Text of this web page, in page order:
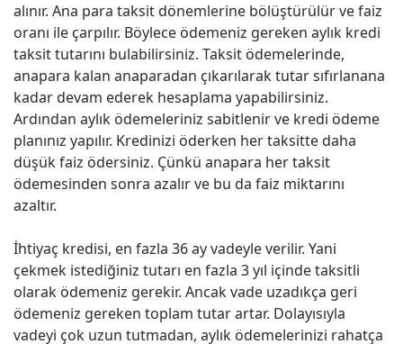
alınır. Ana para taksit dönemlerine bölüştürülür ve faiz
oranı ile çarpılır. Böylece ödemeniz gereken aylık kredi
taksit tutarını bulabilirsiniz. Taksit ödemelerinde,
anapara kalan anaparadan çıkarılarak tutar sıfırlanana
kadar devam ederek hesaplama yapabilirsiniz.
Ardından aylık ödemeleriniz sabitlenir ve kredi ödeme
planınız yapılır. Kredinizi öderken her taksitte daha
düşük faiz ödersiniz. Çünkü anapara her taksit
ödemesinden sonra azalır ve bu da faiz miktarını
azaltır.
İhtiyaç kredisi, en fazla 36 ay vadeyle verilir. Yani
çekmek istediğiniz tutarı en fazla 3 yıl içinde taksitli
olarak ödemeniz gerekir. Ancak vade uzadıkça geri
ödemeniz gereken toplam tutar artar. Dolayısıyla
vadeyi çok uzun tutmadan, aylık ödemelerinizi rahatça